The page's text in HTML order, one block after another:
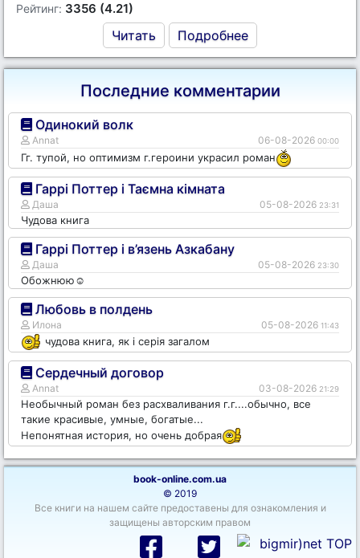
Рейтинг: 3356 (4.21)
Читать Подробнее
Последние комментарии
Одинокий волк
Annat 06-08-2026 00:00
Гг. тупой, но оптимизм г.героини украсил роман
Гаррі Поттер і Таємна кімната
Даша 05-08-2026 23:31
Чудова книга
Гаррі Поттер і в’язень Азкабану
Даша 05-08-2026 23:30
Обожнюю☺️
Любовь в полдень
Илона 05-08-2026 11:43
чудова книга, як і серія загалом
Сердечный договор
Annat 03-08-2026 21:29
Необычный роман без расхваливания г.г....обычно, все
такие красивые, умные, богатые...
Непонятная история, но очень добрая
book-online.com.ua
© 2019
Все книги на нашем сайте предоставены для ознакомления и
защищены авторским правом